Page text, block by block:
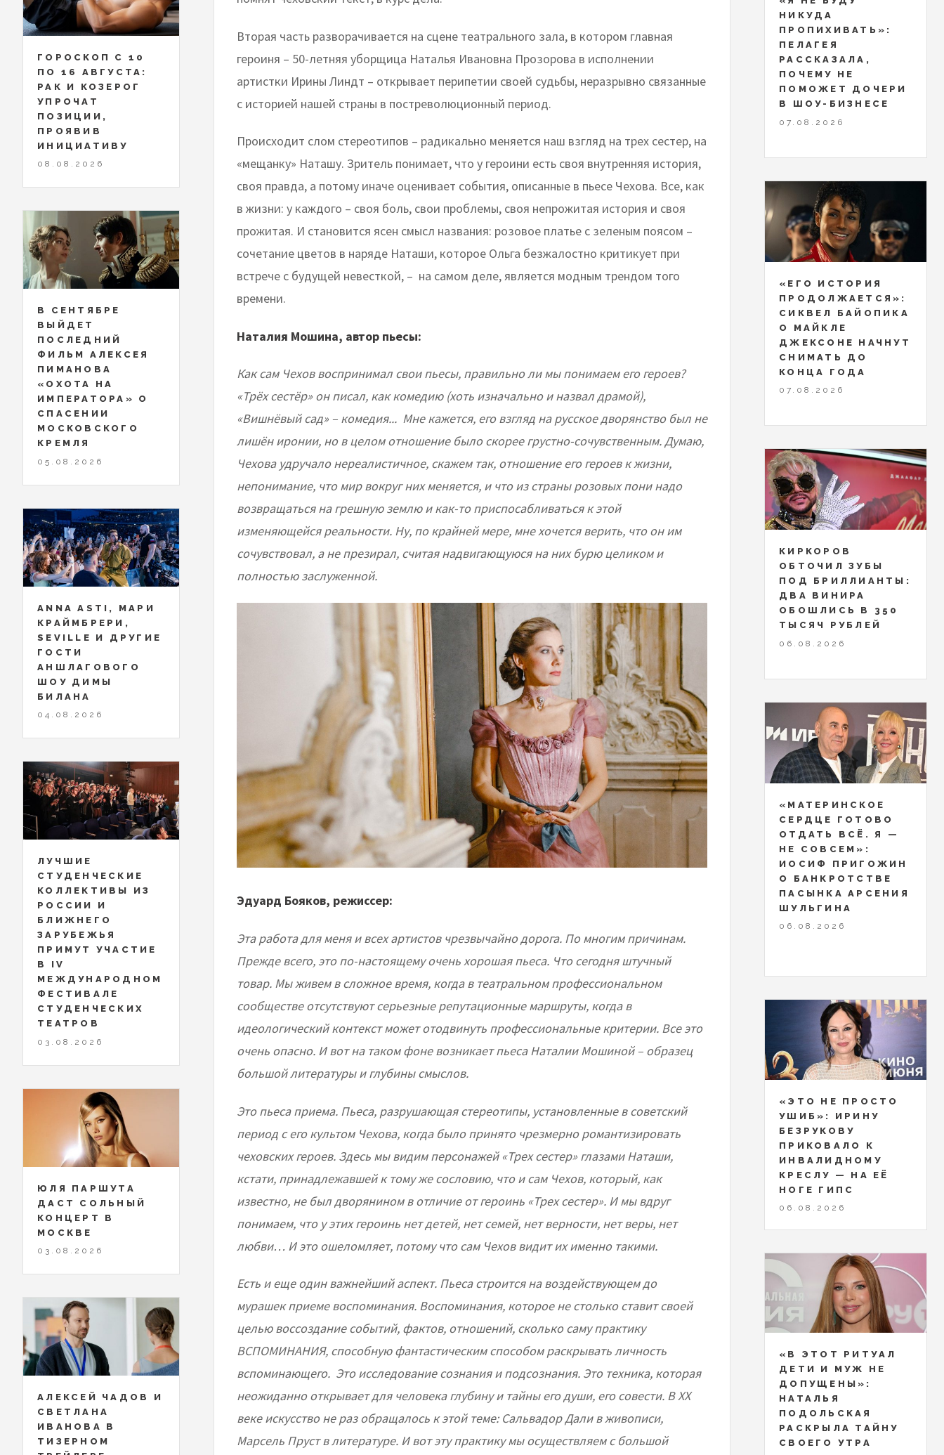
Вторая часть разворачивается на сцене театрального зала, в котором главная
героиня – 50-летняя уборщица Наталья Ивановна Прозорова в исполнении
артистки Ирины Линдт – открывает перипетии своей судьбы, неразрывно связанные
с историей нашей страны в постреволюционный период.
Происходит слом стереотипов – радикально меняется наш взгляд на трех сестер, на
«мещанку» Наташу. Зритель понимает, что у героини есть своя внутренняя история,
своя правда, а потому иначе оценивает события, описанные в пьесе Чехова. Все, как
в жизни: у каждого – своя боль, свои проблемы, своя непрожитая история и своя
прожитая. И становится ясен смысл названия: розовое платье с зеленым поясом –
сочетание цветов в наряде Наташи, которое Ольга безжалостно критикует при
встрече с будущей невесткой, – на самом деле, является модным трендом того
времени.
Наталия Мошина, автор пьесы:
Как сам Чехов воспринимал свои пьесы, правильно ли мы понимаем его героев?
«Трёх сестёр» он писал, как комедию (хоть изначально и назвал драмой),
«Вишнёвый сад» – комедия... Мне кажется, его взгляд на русское дворянство был не
лишён иронии, но в целом отношение было скорее грустно-сочувственным. Думаю,
Чехова удручало нереалистичное, скажем так, отношение его героев к жизни,
непонимание, что мир вокруг них меняется, и что из страны розовых пони надо
возвращаться на грешную землю и как-то приспосабливаться к этой
изменяющейся реальности. Ну, по крайней мере, мне хочется верить, что он им
сочувствовал, а не презирал, считая надвигающуюся на них бурю целиком и
полностью заслуженной.
Эдуард Бояков, режиссер:
Эта работа для меня и всех артистов чрезвычайно дорога. По многим причинам.
Прежде всего, это по-настоящему очень хорошая пьеса. Что сегодня штучный
товар. Мы живем в сложное время, когда в театральном профессиональном
сообществе отсутствуют серьезные репутационные маршруты, когда в
идеологический контекст может отодвинуть профессиональные критерии. Все это
очень опасно. И вот на таком фоне возникает пьеса Наталии Мошиной – образец
большой литературы и глубины смыслов.
Это пьеса приема. Пьеса, разрушающая стереотипы, установленные в советский
период с его культом Чехова, когда было принято чрезмерно романтизировать
чеховских героев. Здесь мы видим персонажей «Трех сестер» глазами Наташи,
кстати, принадлежавшей к тому же сословию, что и сам Чехов, который, как
известно, не был дворянином в отличие от героинь «Трех сестер». И мы вдруг
понимаем, что у этих героинь нет детей, нет семей, нет верности, нет веры, нет
любви… И это ошеломляет, потому что сам Чехов видит их именно такими.
Есть и еще один важнейший аспект. Пьеса строится на воздействующем до
мурашек приеме воспоминания. Воспоминания, которое не столько ставит своей
целью воссоздание событий, фактов, отношений, сколько саму практику
ВСПОМИНАНИЯ, способную фантастическим способом раскрывать личность
вспоминающего. Это исследование сознания и подсознания. Это техника, которая
неожиданно открывает для человека глубину и тайны его души, его совести. В ХХ
веке искусство не раз обращалось к этой теме: Сальвадор Дали в живописи,
Марсель Пруст в литературе. И вот эту практику мы осуществляем с большой
ГОРОСКОП С 10
ПО 16 АВГУСТА:
РАК И КОЗЕРОГ
УПРОЧАТ
ПОЗИЦИИ,
ПРОЯВИВ
ИНИЦИАТИВУ
08.08.2026
В СЕНТЯБРЕ
ВЫЙДЕТ
ПОСЛЕДНИЙ
ФИЛЬМ АЛЕКСЕЯ
ПИМАНОВА
«ОХОТА НА
ИМПЕРАТОРА» О
СПАСЕНИИ
МОСКОВСКОГО
КРЕМЛЯ
05.08.2026
ANNA ASTI, МАРИ
КРАЙМБРЕРИ,
SEVILLE И ДРУГИЕ
ГОСТИ
АНШЛАГОВОГО
ШОУ ДИМЫ
БИЛАНА
04.08.2026
ЛУЧШИЕ
СТУДЕНЧЕСКИЕ
КОЛЛЕКТИВЫ ИЗ
РОССИИ И
БЛИЖНЕГО
ЗАРУБЕЖЬЯ
ПРИМУТ УЧАСТИЕ
В IV
МЕЖДУНАРОДНОМ
ФЕСТИВАЛЕ
СТУДЕНЧЕСКИХ
ТЕАТРОВ
03.08.2026
ЮЛЯ ПАРШУТА
ДАСТ СОЛЬНЫЙ
КОНЦЕРТ В
МОСКВЕ
03.08.2026
АЛЕКСЕЙ ЧАДОВ И
СВЕТЛАНА
ИВАНОВА В
ТИЗЕРНОМ
НИКУДА
ПРОПИХИВАТЬ»:
ПЕЛАГЕЯ
РАССКАЗАЛА,
ПОЧЕМУ НЕ
ПОМОЖЕТ ДОЧЕРИ
В ШОУ-БИЗНЕСЕ
07.08.2026
«ЕГО ИСТОРИЯ
ПРОДОЛЖАЕТСЯ»:
СИКВЕЛ БАЙОПИКА
О МАЙКЛЕ
ДЖЕКСОНЕ НАЧНУТ
СНИМАТЬ ДО
КОНЦА ГОДА
07.08.2026
КИРКОРОВ
ОБТОЧИЛ ЗУБЫ
ПОД БРИЛЛИАНТЫ:
ДВА ВИНИРА
ОБОШЛИСЬ В 350
ТЫСЯЧ РУБЛЕЙ
06.08.2026
«МАТЕРИНСКОЕ
СЕРДЦЕ ГОТОВО
ОТДАТЬ ВСЁ. Я —
НЕ СОВСЕМ»:
ИОСИФ ПРИГОЖИН
О БАНКРОТСТВЕ
ПАСЫНКА АРСЕНИЯ
ШУЛЬГИНА
06.08.2026
«ЭТО НЕ ПРОСТО
УШИБ»: ИРИНУ
БЕЗРУКОВУ
ПРИКОВАЛО К
ИНВАЛИДНОМУ
КРЕСЛУ — НА ЕЁ
НОГЕ ГИПС
06.08.2026
«В ЭТОТ РИТУАЛ
ДЕТИ И МУЖ НЕ
ДОПУЩЕНЫ»:
НАТАЛЬЯ
ПОДОЛЬСКАЯ
РАСКРЫЛА ТАЙНУ
СВОЕГО УТРА